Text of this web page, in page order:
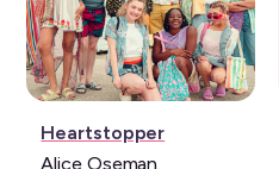
Série:
Heartstopper
Alice Oseman